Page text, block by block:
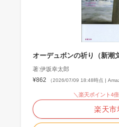
オーデュボンの祈り（新潮
著:伊坂幸太郎
¥862
（2026/07/09 18:48時点 |
＼楽天ポイント4
楽天市